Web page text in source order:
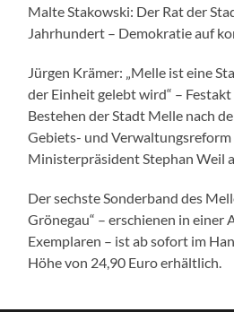
Malte Stakowski: Der Rat der
Jahrhundert – Demokratie auf
Jürgen Krämer: „Melle ist eine
der Einheit gelebt wird“ –
Bestehen der Stadt Melle nach
Gebiets- und
Ministerpräsident Stephan Weil
Der sechste Sonderband des
Grönegau“ – erschienen in einer
Exemplaren – ist ab sofort im
Höhe von 24,90 Euro erhältlich.